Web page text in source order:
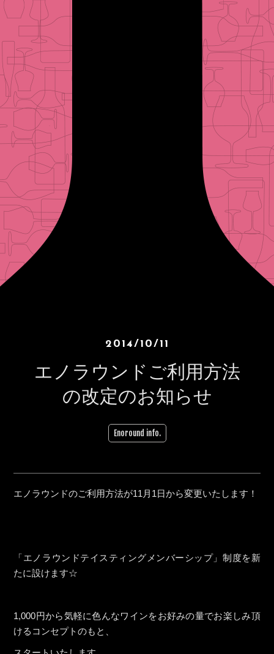
2014/10/11
エノラウンドご利用方法
の改定のお知らせ
Enoround info.
エノラウンドのご利用方法が11月1日から変更いたします！
「エノラウンドテイスティングメンバーシップ」制度を新
たに設けます☆
1,000円から気軽に色んなワインをお好みの量でお楽しみ頂
けるコンセプトのもと、